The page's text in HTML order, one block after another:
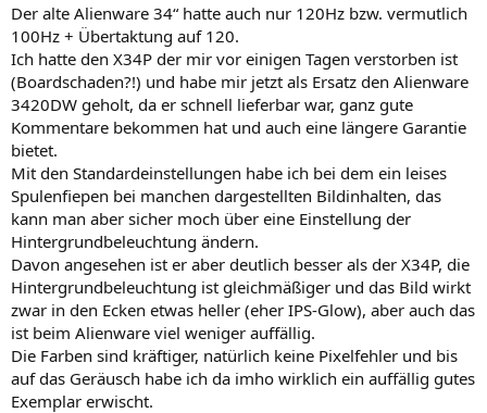
Der alte Alienware 34“ hatte auch nur 120Hz bzw. vermutlich
100Hz + Übertaktung auf 120.
Ich hatte den X34P der mir vor einigen Tagen verstorben ist
(Boardschaden?!) und habe mir jetzt als Ersatz den Alienware
3420DW geholt, da er schnell lieferbar war, ganz gute
Kommentare bekommen hat und auch eine längere Garantie
bietet.
Mit den Standardeinstellungen habe ich bei dem ein leises
Spulenfiepen bei manchen dargestellten Bildinhalten, das
kann man aber sicher moch über eine Einstellung der
Hintergrundbeleuchtung ändern.
Davon angesehen ist er aber deutlich besser als der X34P, die
Hintergrundbeleuchtung ist gleichmäßiger und das Bild wirkt
zwar in den Ecken etwas heller (eher IPS-Glow), aber auch das
ist beim Alienware viel weniger auffällig.
Die Farben sind kräftiger, natürlich keine Pixelfehler und bis
auf das Geräusch habe ich da imho wirklich ein auffällig gutes
Exemplar erwischt.